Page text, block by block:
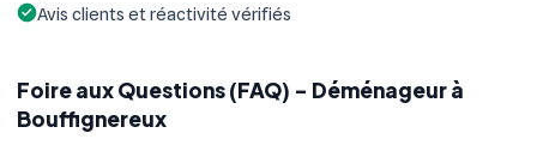
Avis clients et réactivité vérifiés
Foire aux Questions (FAQ) - Déménageur à
Bouffignereux